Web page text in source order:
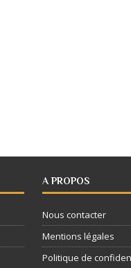
A PROPOS
Nous contacter
Mentions légales
Politique de